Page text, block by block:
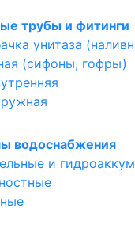
трубы и фитинги
унитаза
(сифоны, гофры)
водоснабжения
и